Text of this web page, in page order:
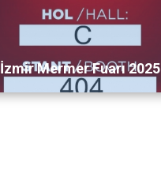
İzmir Mermer Fuarı 2025